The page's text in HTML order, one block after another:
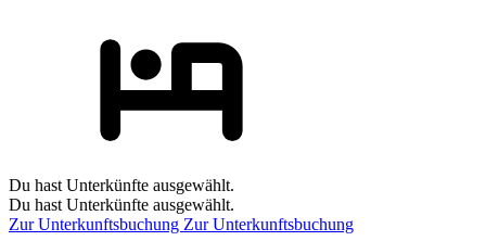
Du hast Unterkünfte ausgewählt.
Du hast Unterkünfte ausgewählt.
Zur Unterkunftsbuchung Zur Unterkunftsbuchung